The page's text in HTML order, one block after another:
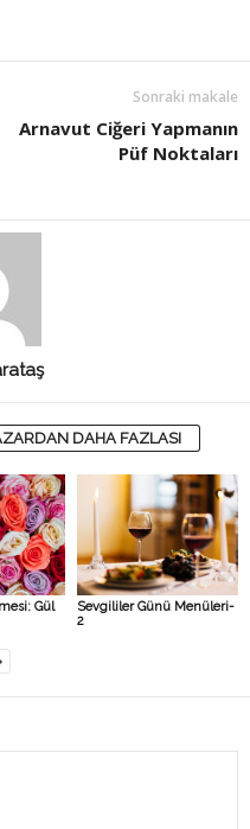
Sonraki makale
Arnavut Ciğeri Yapmanın
Püf Noktaları
DAHA FAZLASI
Gül
Sevgililer Günü Menüleri-
2